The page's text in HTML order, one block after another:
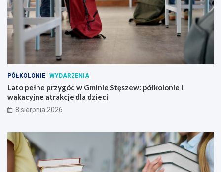
PÓŁKOLONIE WYDARZENIA
Lato pełne przygód w Gminie Stęszew: półkolonie i
wakacyjne atrakcje dla dzieci
8 sierpnia 2026